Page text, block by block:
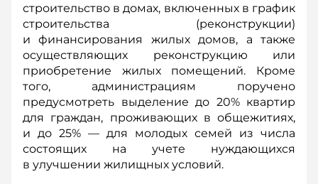
строительство в домах, включенных в график
строительства (реконструкции)
и финансирования жилых домов, а также
осуществляющих реконструкцию или
приобретение жилых помещений. Кроме
того, администрациям поручено
предусмотреть выделение до 20% квартир
для граждан, проживающих в общежитиях,
и до 25% — для молодых семей из числа
состоящих на учете нуждающихся
в улучшении жилищных условий.